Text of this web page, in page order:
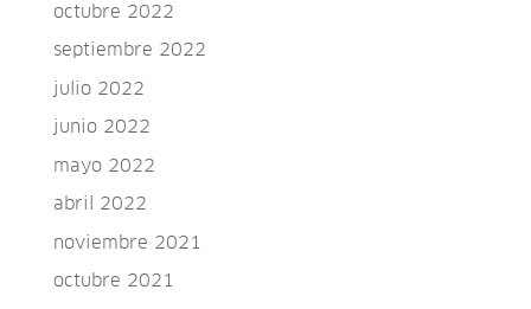
octubre 2022
septiembre 2022
julio 2022
junio 2022
mayo 2022
abril 2022
noviembre 2021
octubre 2021